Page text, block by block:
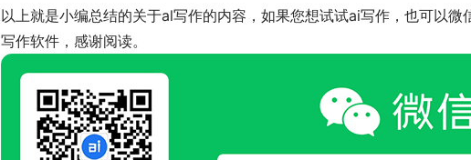
以上就是小编总结的关于al写作的内容，如果您想试试ai写作，也可以微
写作软件，感谢阅读。